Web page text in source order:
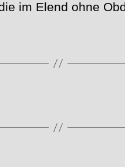
im Elend ohne